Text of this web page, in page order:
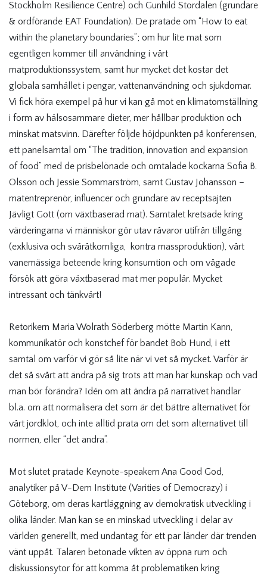
Stockholm Resilience Centre) och Gunhild Stordalen (grundare
& ordförande EAT Foundation). De pratade om “How to eat
within the planetary boundaries”; om hur lite mat som
egentligen kommer till användning i vårt
matproduktionssystem, samt hur mycket det kostar det
globala samhället i pengar, vattenanvändning och sjukdomar.
Vi fick höra exempel på hur vi kan gå mot en klimatomställning
i form av hälsosammare dieter, mer hållbar produktion och
minskat matsvinn. Därefter följde höjdpunkten på konferensen,
ett panelsamtal om “The tradition, innovation and expansion
of food” med de prisbelönade och omtalade kockarna Sofia B.
Olsson och Jessie Sommarström, samt Gustav Johansson –
matentreprenör, influencer och grundare av receptsajten
Jävligt Gott (om växtbaserad mat). Samtalet kretsade kring
värderingarna vi människor gör utav råvaror utifrån tillgång
(exklusiva och svåråtkomliga, kontra massproduktion), vårt
vanemässiga beteende kring konsumtion och om vågade
försök att göra växtbaserad mat mer populär. Mycket
intressant och tänkvärt!
Retorikern Maria Wolrath Söderberg mötte Martin Kann,
kommunikatör och konstchef för bandet Bob Hund, i ett
samtal om varför vi gör så lite när vi vet så mycket. Varför är
det så svårt att ändra på sig trots att man har kunskap och vad
man bör förändra? Idén om att ändra på narrativet handlar
bl.a. om att normalisera det som är det bättre alternativet för
vårt jordklot, och inte alltid prata om det som alternativet till
normen, eller “det andra”.
Mot slutet pratade Keynote-speakern Ana Good God,
analytiker på V-Dem Institute (Varities of Democrazy) i
Göteborg, om deras kartläggning av demokratisk utveckling i
olika länder. Man kan se en minskad utveckling i delar av
världen generellt, med undantag för ett par länder där trenden
vänt uppåt. Talaren betonade vikten av öppna rum och
diskussionsytor för att komma åt problematiken kring